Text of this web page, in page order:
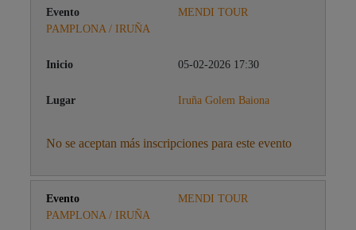
MENDI TOUR
PAMPLONA / IRUÑA
05-02-2026 17:30
Iruña Golem Baiona
No se aceptan más inscripciones para este evento
MENDI TOUR
PAMPLONA / IRUÑA